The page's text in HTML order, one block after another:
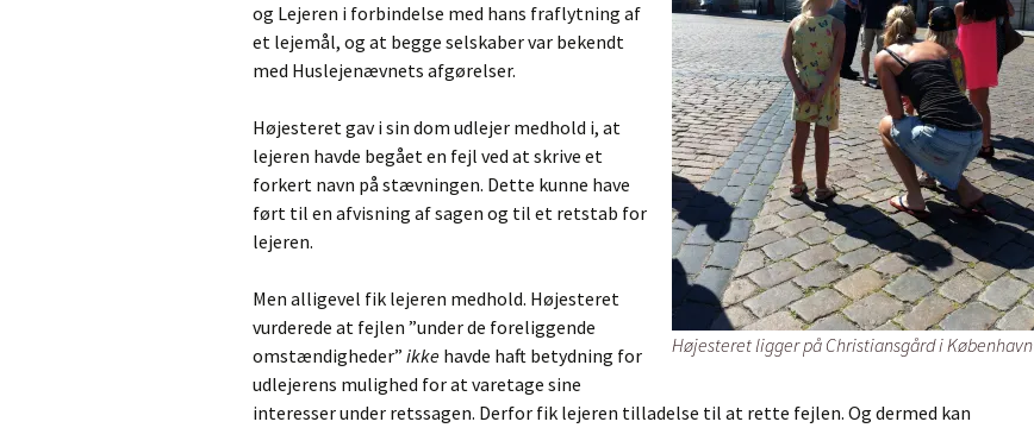
Højesteret ligger på Christiansgård i København
og Lejeren i forbindelse med hans fraflytning af
et lejemål, og at begge selskaber var bekendt
med Huslejenævnets afgørelser.
Højesteret gav i sin dom udlejer medhold i, at
lejeren havde begået en fejl ved at skrive et
forkert navn på stævningen. Dette kunne have
ført til en afvisning af sagen og til et retstab for
lejeren.
Men alligevel fik lejeren medhold. Højesteret
vurderede at fejlen ”under de foreliggende
omstændigheder” ikke havde haft betydning for
udlejerens mulighed for at varetage sine
interesser under retssagen. Derfor fik lejeren tilladelse til at rette fejlen. Og dermed kan